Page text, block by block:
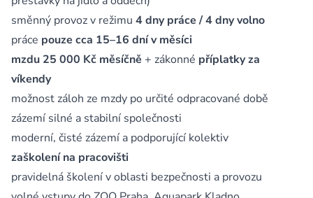
směnný provoz v režimu 4 dny práce / 4 dny volno
práce pouze cca 15–16 dní v měsíci
mzdu 25 000 Kč měsíčně + zákonné příplatky za
víkendy
možnost záloh ze mzdy po určité odpracované době
zázemí silné a stabilní společnosti
moderní, čisté zázemí a podporující kolektiv
zaškolení na pracovišti
pravidelná školení v oblasti bezpečnosti a provozu